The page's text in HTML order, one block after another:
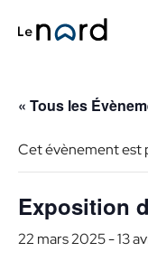
« Tous les
Cet évènement est
Exposition
22 mars 2025-13